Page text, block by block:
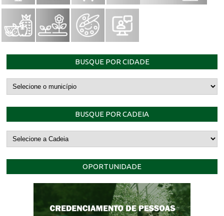
BUSQUE POR CIDADE
BUSQUE POR CADEIA
OPORTUNIDADE